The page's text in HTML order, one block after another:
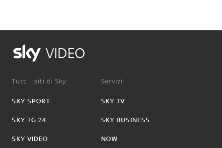
VIDEO
Tutti i siti di Sky:
SKY SPORT
SKY TG 24
SKY VIDEO
Servizi:
SKY TV
SKY BUSINESS
NOW